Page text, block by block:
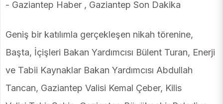
Geniş bir katılımla gerçekleşen nikah törenine,
Başta, İçişleri Bakan Yardımcısı Bülent Turan, Enerji
ve Tabii Kaynaklar Bakan Yardımcısı Abdullah
Tancan, Gaziantep Valisi Kemal Çeber, Kilis